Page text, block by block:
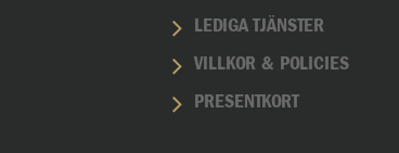
LEDIGA TJÄNSTER
VILLKOR & POLICIES
PRESENTKORT